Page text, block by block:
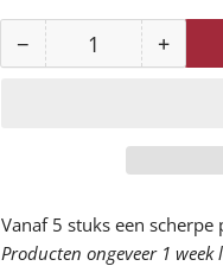
−Aantal
Aantal +Aantal
Magni
Vanaf 5 stuks een
Producten ongeveer 1